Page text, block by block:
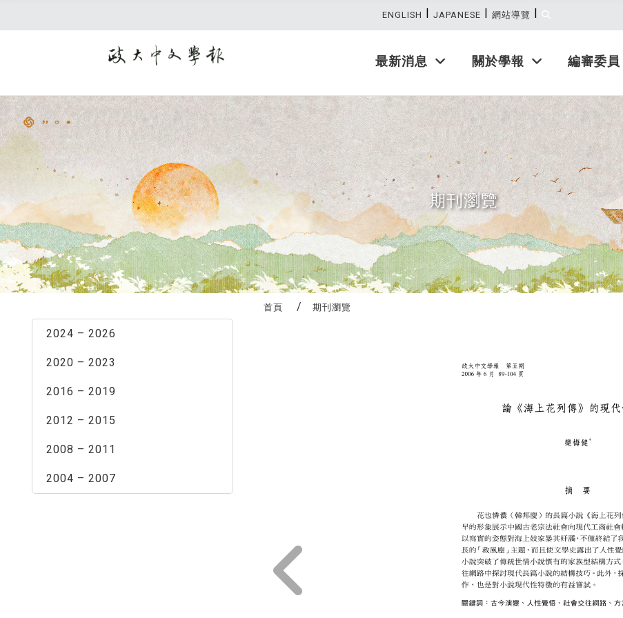
最新消息 關於學報 編審委員
ENGLISH | JAPANESE | 網站導覽 |
期刊瀏覽
2024 – 2026
2020 – 2023
2016 – 2019
2012 – 2015
2008 – 2011
2004 – 2007
首頁 期刊瀏覽